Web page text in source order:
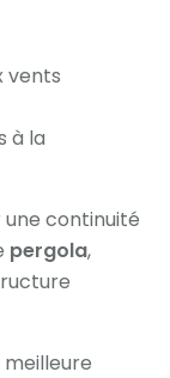
vents
à la
continuité
pergola,